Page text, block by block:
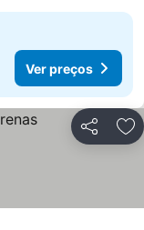
Ver preços
Partilhar